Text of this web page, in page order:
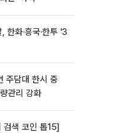
한화·흥국·한투 '3
주담대 한시 중
관리 강화
색 코인 톱15]